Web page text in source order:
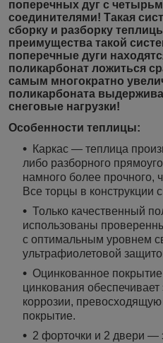
поперечных дуг с
соединителями! Такая
сборку и разборку
преимущества такой
поперечные дуги
поликарбонат ложиться
самым многократно
поликарбоната
снеговые нагрузки!
Особенности теплицы:
Каркас — теплица
либо разборного
намного более прочного,
Все торцы в конструкции
Только качественный
использованы
с оптимальным уровнем
ультрафиолетовой
Оцинкованное
цинкования
коррозии,
покрытие.
2 форточки и 2 двери